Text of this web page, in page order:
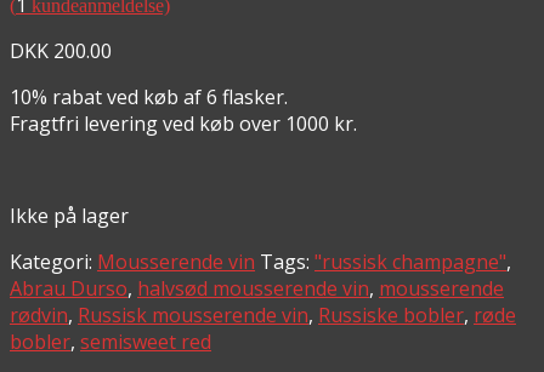
( kundeanmeldelse)
DKK 200.00
10% rabat ved køb af 6 flasker.
Fragtfri levering ved køb over 1000 kr.
Ikke på lager
Kategori: Mousserende vin Tags: "russisk champagne",
Abrau Durso, halvsød mousserende vin, mousserende
rødvin, Russisk mousserende vin, Russiske bobler, røde
bobler, semisweet red